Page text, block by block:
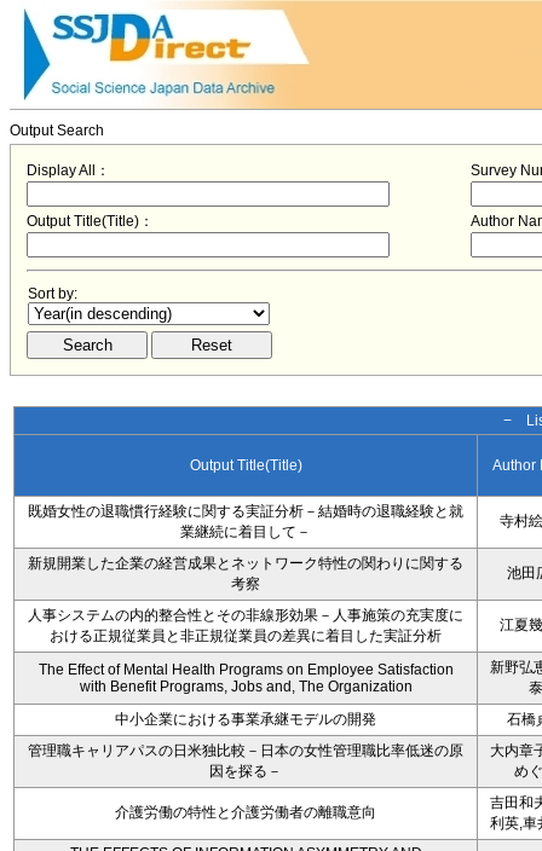
Output Search
Display All： Survey
Output Title(Title)： Author
Sort by:
−
Output Title(Title) Author
既婚女性の退職慣行経験に関する実証分析－結婚時の退職経験と就
業継続に着目して－
寺村
新規開業した企業の経営成果とネットワーク特性の関わりに関する
考察
池田
人事システムの内的整合性とその非線形効果－人事施策の充実度に
おける正規従業員と非正規従業員の差異に着目した実証分析
江夏
The Effect of Mental Health Programs on Employee Satisfaction
with Benefit Programs, Jobs and, The Organization
新野弘
泰
中小企業における事業承継モデルの開発
石橋
管理職キャリアパスの日米独比較－日本の女性管理職比率低迷の原
因を探る－
大内章
め
介護労働の特性と介護労働者の離職意向
吉田和
利英,車